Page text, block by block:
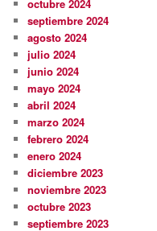
octubre 2024
septiembre 2024
agosto 2024
julio 2024
junio 2024
mayo 2024
abril 2024
marzo 2024
febrero 2024
enero 2024
diciembre 2023
noviembre 2023
octubre 2023
septiembre 2023